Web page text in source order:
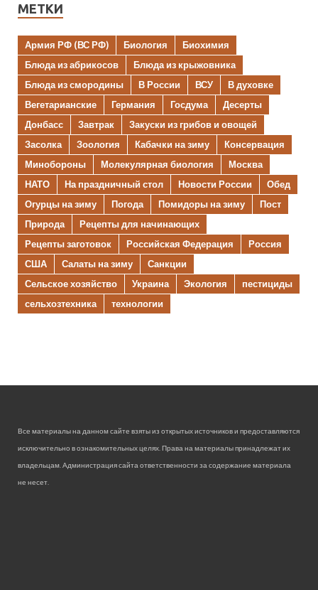
МЕТКИ
Армия РФ (ВС РФ) Биология
Биохимия
Блюда из абрикосов
Блюда из крыжовника
Блюда из смородины
В России ВСУ
В духовке
Вегетарианские
Германия Госдума
Десерты
Донбасс
Завтрак
Закуски из грибов и овощей
Засолка
Зоология Кабачки на зиму
Консервация
Минобороны
Молекулярная биология
Москва
НАТО
На праздничный стол Новости России
Обед
Огурцы на зиму
Погода Помидоры на зиму
Пост
Природа
Рецепты для начинающих
Рецепты заготовок
Российская Федерация
Россия
США
Салаты на зиму
Санкции
Сельское хозяйство
Украина Экология
пестициды
сельхозтехника
технологии
Все материалы на данном сайте взяты из открытых источников и предоставляются
исключительно в ознакомительных целях. Права на материалы принадлежат их
владельцам. Администрация сайта ответственности за содержание материала
не несет.